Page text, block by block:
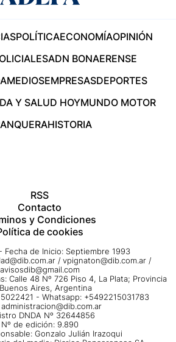
POLÍTICAECONOMÍAOPINIÓN
ADN BONAERENSE
MEDIOSEMPRESASDEPORTES
Y SALUD HOYMUNDO MOTOR
HISTORIA
RSS
Contacto
y Condiciones
de cookies
Fecha de Inicio: Septiembre 1993
/ vpignaton@dib.com.ar /
avisosdib@gmail.com
Calle 48 Nº 726 Piso 4, La Plata; Provincia
Aires, Argentina
- Whatsapp: +5492215031783
administracion@dib.com.ar
DNDA Nº 32644856
Nº de edición: 9.890
Gonzalo Julián Irazoqui